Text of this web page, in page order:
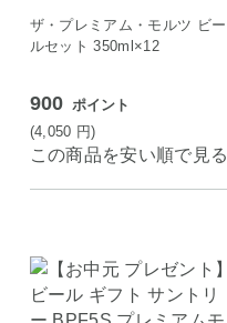
ザ・プレミアム・モルツ ビー
ルセット 350ml×12
900 ポイント
(4,050 円)
この商品を安い順で見る